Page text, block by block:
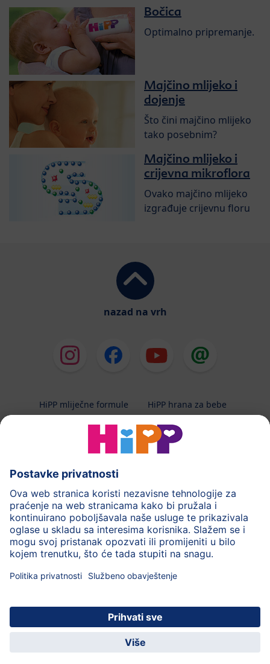
Bočica
Optimalno pripremanje.
Majčino mlijeko i
dojenje
Što čini majčino mlijeko
tako posebnim?
Majčino mlijeko i
crijevna mikroflora
Ovako majčino mlijeko
izgrađuje crijevnu floru
nazad na vrh
HiPP mliječne formule
HiPP hrana za bebe
HiPP njega
HiPP trudnoća
Terapeutska dijeta
Zaštita podataka i upute za korištenj
Uvjeti korištenja
Impressum
Kontakt
O HiPP-u
© 2026 HiPP
aplikacija
Uživajte u mnogim
pogodnostima!